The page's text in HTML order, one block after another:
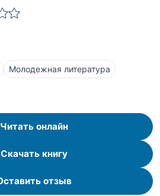
Молодежная литература
Читать онлайн
Скачать книгу
отзыв